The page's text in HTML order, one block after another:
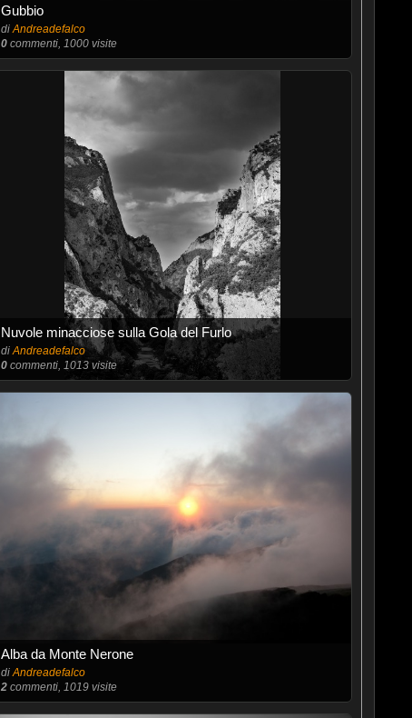
Gubbio
diAndreadefalco
0 commenti, 1000 visite
Nuvole minacciose sulla Gola del Furlo
diAndreadefalco
0 commenti, 1013 visite
Alba da Monte Nerone
diAndreadefalco
2 commenti, 1019 visite